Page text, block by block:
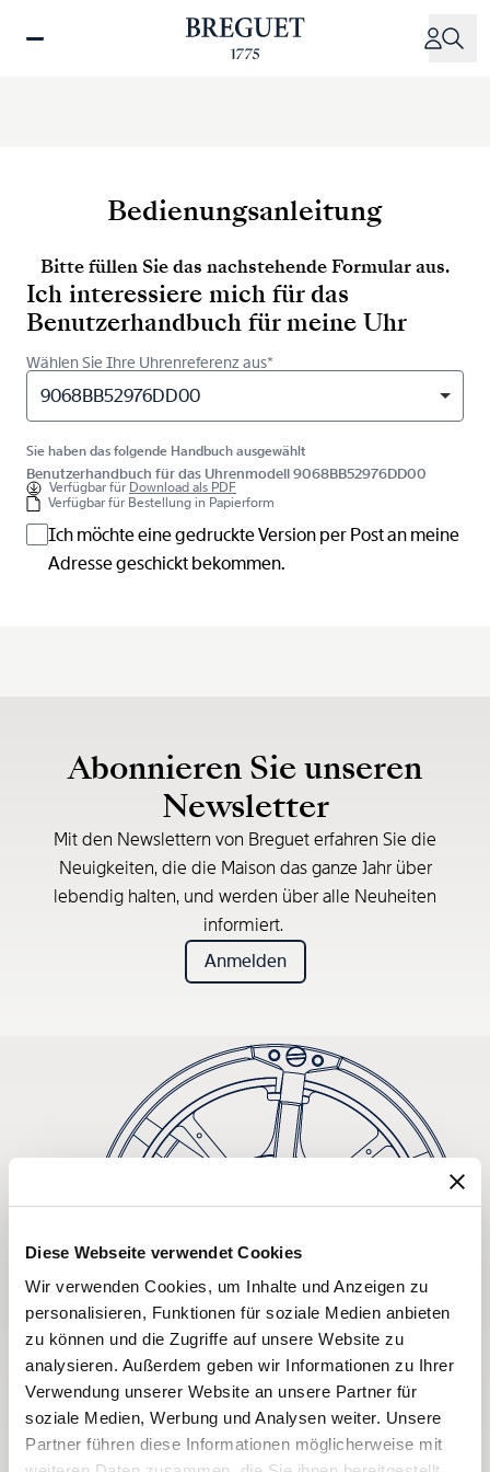
Diese Webseite verwendet Cookies
Wir verwenden Cookies, um Inhalte und Anzeigen zu
personalisieren, Funktionen für soziale Medien anbieten
zu können und die Zugriffe auf unsere Website zu
analysieren. Außerdem geben wir Informationen zu Ihrer
Verwendung unserer Website an unsere Partner für
soziale Medien, Werbung und Analysen weiter. Unsere
Partner führen diese Informationen möglicherweise mit
zum
Bedienungsanleitung
Bitte füllen Sie das nachstehende Formular aus.
Ich interessiere mich für das
Benutzerhandbuch für meine Uhr
Wählen Sie Ihre Uhrenreferenz aus*
9068BB52976DD00
Sie haben das folgende Handbuch ausgewählt
Benutzerhandbuch für das Uhrenmodell 9068BB52976DD00
Verfügbar für Download als PDF
Verfügbar für Bestellung in Papierform
Ich möchte eine gedruckte Version per Post an meine
Adresse geschickt bekommen.
Abonnieren Sie unseren
Newsletter
Mit den Newslettern von Breguet erfahren Sie die
Neuigkeiten, die die Maison das ganze Jahr über
lebendig halten, und werden über alle Neuheiten
informiert.
Anmelden